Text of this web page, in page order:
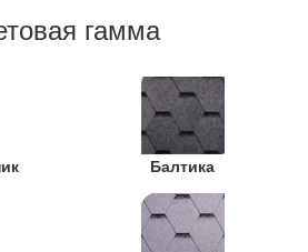
гамма
Балтика